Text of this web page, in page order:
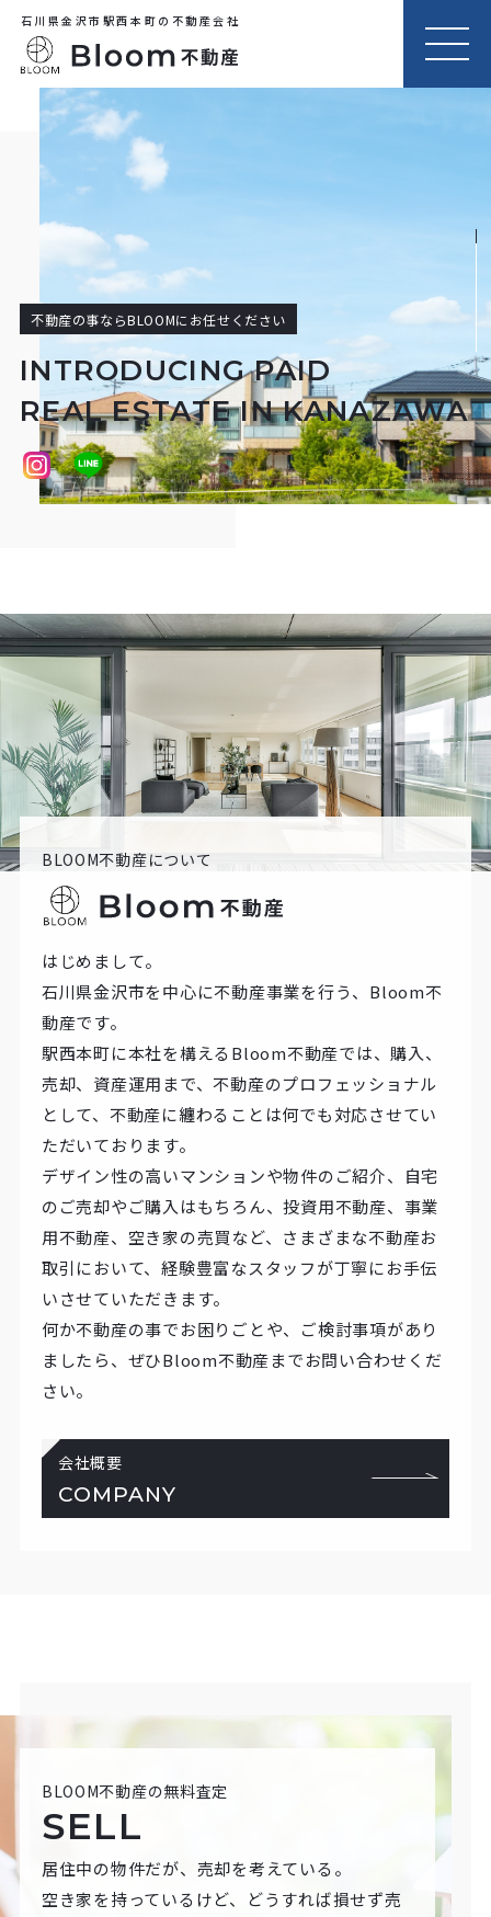
石川県金沢市駅西本町の不動産会社
MEN
U
不動産の事ならBLOOMにお任せください
INTRODUCING PAID
REAL ESTATE IN KANAZAWA
BLOOM不動産について
はじめまして。
石川県金沢市を中心に不動産事業を行う、Bloom不
動産です。
駅西本町に本社を構えるBloom不動産では、購入、
売却、資産運用まで、不動産のプロフェッショナル
として、不動産に纏わることは何でも対応させてい
ただいております。
デザイン性の高いマンションや物件のご紹介、自宅
のご売却やご購入はもちろん、投資用不動産、事業
用不動産、空き家の売買など、さまざまな不動産お
取引において、経験豊富なスタッフが丁寧にお手伝
いさせていただきます。
何か不動産の事でお困りごとや、ご検討事項があり
ましたら、ぜひBloom不動産までお問い合わせくだ
さい。
会社概要
COMPANY
BLOOM不動産の無料査定
SELL
居住中の物件だが、売却を考えている。
空き家を持っているけど、どうすれば損せず売